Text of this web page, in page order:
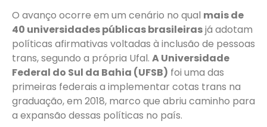
O avanço ocorre em um cenário no qual mais de
40 universidades públicas brasileirasjá adotam
políticas afirmativas voltadas à inclusão de pessoas
trans, segundo a própria Ufal. A Universidade
Federal do Sul da Bahia (UFSB) foi uma das
primeiras federais a implementar cotas trans na
graduação, em 2018, marco que abriu caminho para
a expansão dessas políticas no país.